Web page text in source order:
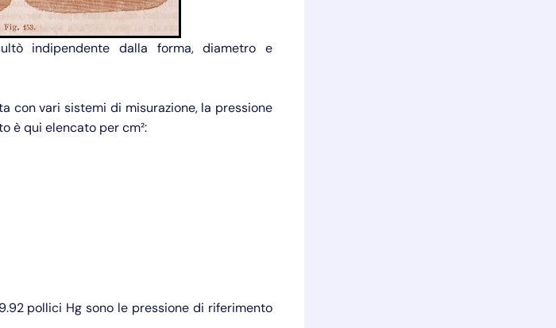
indipendente dalla forma, diametro e
con vari sistemi di misurazione, la pressione
è qui elencato per cm²:
pollici Hg sono le pressione di riferimento